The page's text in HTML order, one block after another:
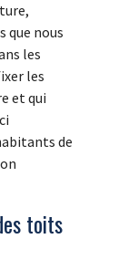
que nous
les
les
et qui
de
toits